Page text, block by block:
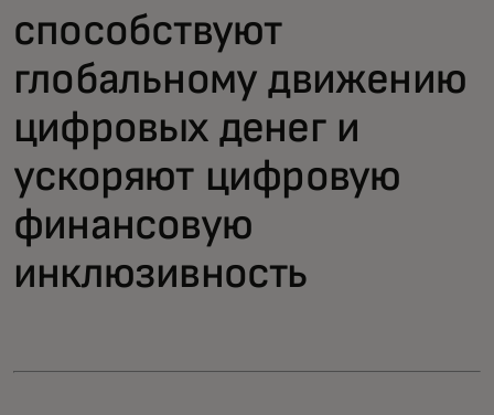
Для новаторов
Новости и тренды
способствуют
глобальному движению
цифровых денег и
ускоряют цифровую
финансовую
инклюзивность